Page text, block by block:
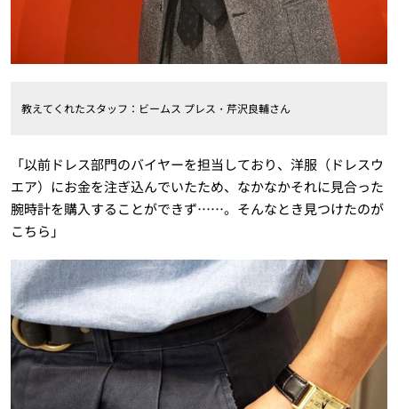
教えてくれたスタッフ：ビームス プレス・芹沢良輔さん
「以前ドレス部門のバイヤーを担当しており、洋服（ドレスウ
エア）にお金を注ぎ込んでいたため、なかなかそれに見合った
腕時計を購入することができず……。そんなとき見つけたのが
こちら」